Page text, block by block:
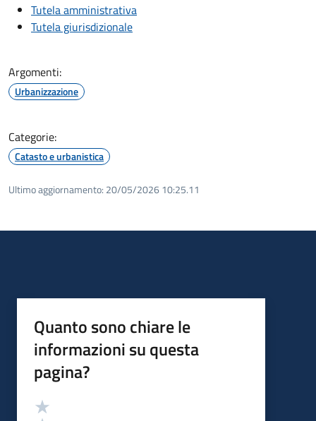
Tutela amministrativa
Tutela giurisdizionale
Argomenti:
Urbanizzazione
Categorie:
Catasto e urbanistica
Ultimo aggiornamento: 20/05/2026 10:25.11
Quanto sono chiare le
informazioni su questa
pagina?
Valutazione